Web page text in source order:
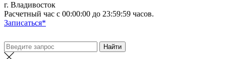
г. Владивосток
Расчетный час с 00:00:00 до 23:59:59 часов.
Записаться*